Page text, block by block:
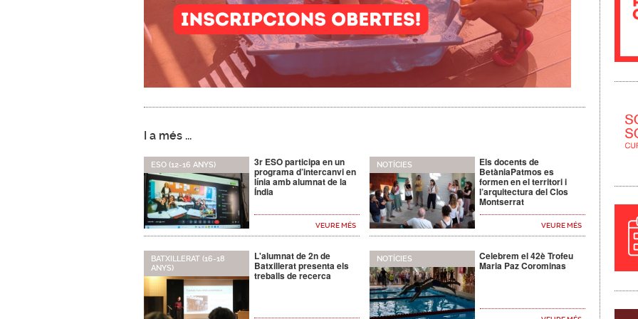
I a més ...
ESO (12-16 ANYS) 3r ESO participa en un
programa d’intercanvi en
línia amb alumnat de la
Índia
VEURE MÉS
BATXILLERAT (16-18
ANYS)
L'alumnat de 2n de
Batxillerat presenta els
treballs de recerca
NOTÍCIES Els docents de
BetàniaPatmos es
formen en el territori i
l’arquitectura del Clos
Montserrat
VEURE MÉS
NOTÍCIES Celebrem el 42è Trofeu
Maria Paz Corominas